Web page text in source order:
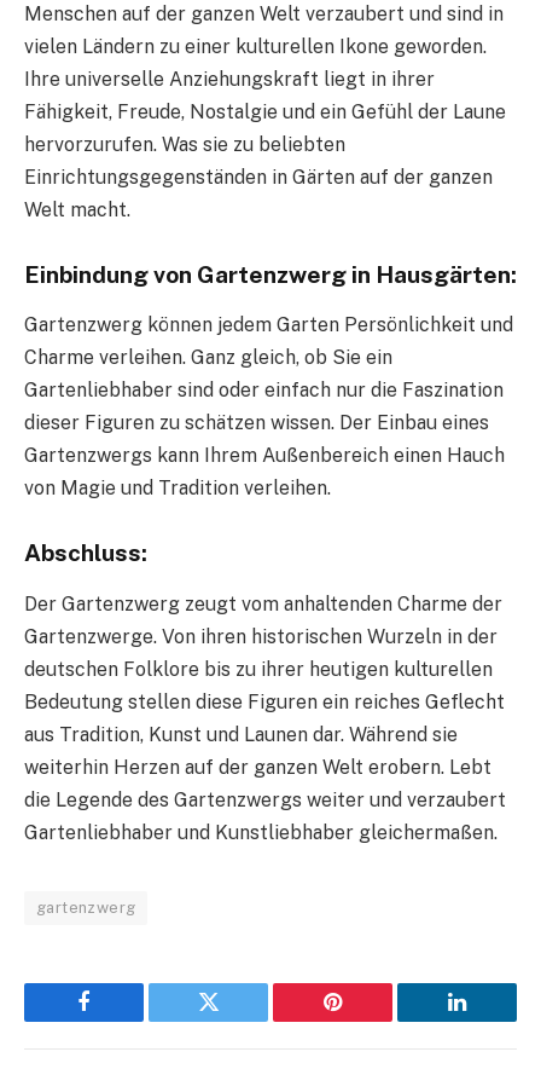
Menschen auf der ganzen Welt verzaubert und sind in
vielen Ländern zu einer kulturellen Ikone geworden.
Ihre universelle Anziehungskraft liegt in ihrer
Fähigkeit, Freude, Nostalgie und ein Gefühl der Laune
hervorzurufen. Was sie zu beliebten
Einrichtungsgegenständen in Gärten auf der ganzen
Welt macht.
Einbindung von Gartenzwerg in Hausgärten:
Gartenzwerg können jedem Garten Persönlichkeit und
Charme verleihen. Ganz gleich, ob Sie ein
Gartenliebhaber sind oder einfach nur die Faszination
dieser Figuren zu schätzen wissen. Der Einbau eines
Gartenzwergs kann Ihrem Außenbereich einen Hauch
von Magie und Tradition verleihen.
Abschluss:
Der Gartenzwerg zeugt vom anhaltenden Charme der
Gartenzwerge. Von ihren historischen Wurzeln in der
deutschen Folklore bis zu ihrer heutigen kulturellen
Bedeutung stellen diese Figuren ein reiches Geflecht
aus Tradition, Kunst und Launen dar. Während sie
weiterhin Herzen auf der ganzen Welt erobern. Lebt
die Legende des Gartenzwergs weiter und verzaubert
Gartenliebhaber und Kunstliebhaber gleichermaßen.
gartenzwerg
Facebook Twitter Pinterest LinkedIn